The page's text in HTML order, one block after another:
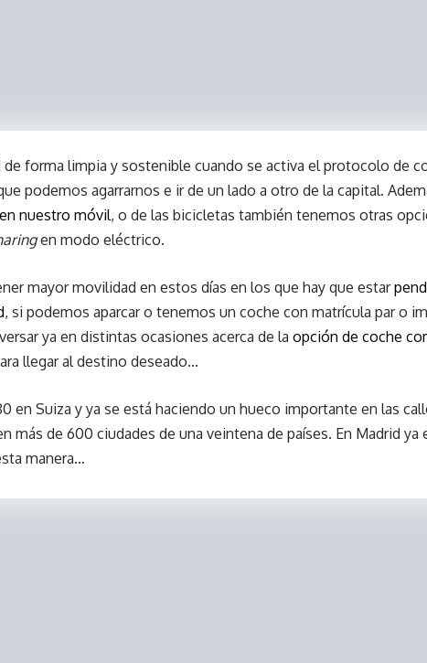
forma limpia y sostenible cuando se activa el protocolo de
podemos agarrarnos e ir de un lado a otro de la capital.
nuestro móvil, o de las bicicletas también tenemos otras
en modo eléctrico.
mayor movilidad en estos días en los que hay que estar
, si podemos aparcar o tenemos un coche con matrícula par o
ya en distintas ocasiones acerca de la opción de coche
llegar al destino deseado…
en Suiza y ya se está haciendo un hueco importante en las
más de 600 ciudades de una veintena de países. En Madrid
manera…